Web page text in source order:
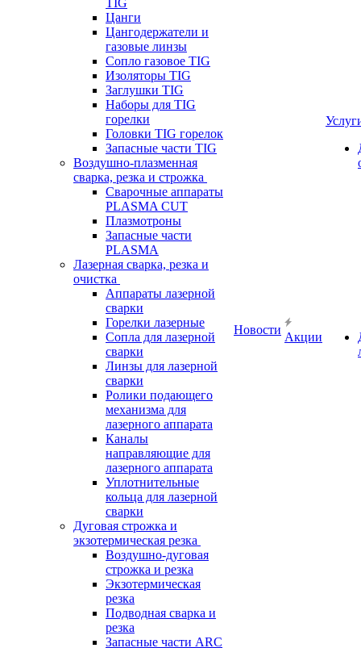
TIG
Цанги
Цангодержатели и
газовые линзы
Сопло газовое TIG
Изоляторы TIG
Заглушки TIG
Наборы для TIG
горелки
Головки TIG горелок
Запасные части TIG
Воздушно-плазменная
сварка, резка и строжка
Сварочные аппараты
PLASMA CUT
Плазмотроны
Запасные части
PLASMA
Лазерная сварка, резка и
очистка
Аппараты лазерной
сварки
Горелки лазерные
Сопла для лазерной
сварки
Линзы для лазерной
сварки
Ролики подающего
механизма для
лазерного аппарата
Каналы
направляющие для
лазерного аппарата
Уплотнительные
кольца для лазерной
сварки
Дуговая строжка и
экзотермическая резка
Воздушно-дуговая
строжка и резка
Экзотермическая
резка
Подводная сварка и
резка
Запасные части ARC
Новости
Акции